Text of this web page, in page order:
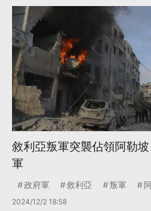
敘利亞叛軍突襲佔領阿勒
軍
政府軍 敘利亞 叛軍
2024/12/2 18:58